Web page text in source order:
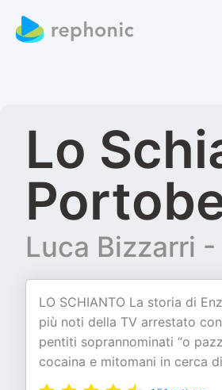
Lo
Luca Bizzarri
LO SCHIANTO La storia di
più noti della TV arrestato
pentiti soprannominati “o
cocaina e mitomani in cerca